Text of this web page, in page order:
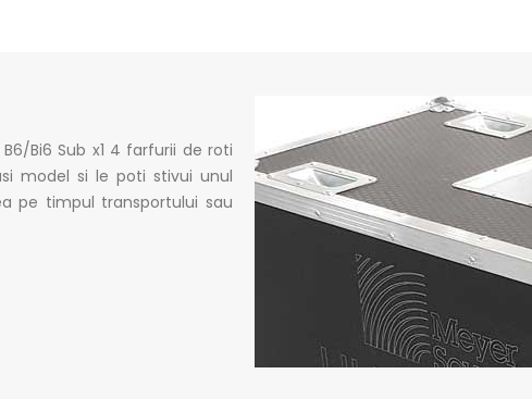
Bi6 Sub x1 4 farfurii de roti
model si le poti stivui unul
pe timpul transportului sau